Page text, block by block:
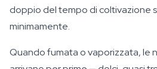
doppio del tempo di coltivazione
minimamente.
Quando fumata o vaporizzata, le